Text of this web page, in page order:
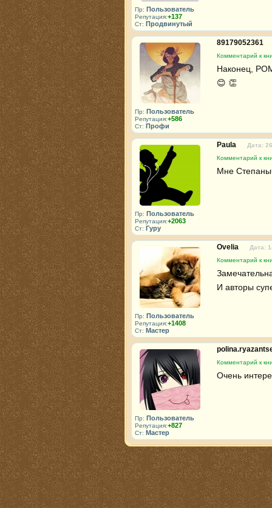
Пр: Пользователь
Репутация:+137
Ст: Продвинутый
Пр: Пользователь
Репутация:+586
Ст: Профи
89179052361
Комментарий к
Наконец,
😊 👏
Пр: Пользователь
Репутация:+2063
Ст: Гуру
Paula
Дата:
Комментарий к
Мне
Пр: Пользователь
Репутация:+1408
Ст: Мастер
Ovelia
Дата:
Комментарий к
И авторы
Пр: Пользователь
Репутация:+827
Ст: Мастер
Комментарий к
Очень